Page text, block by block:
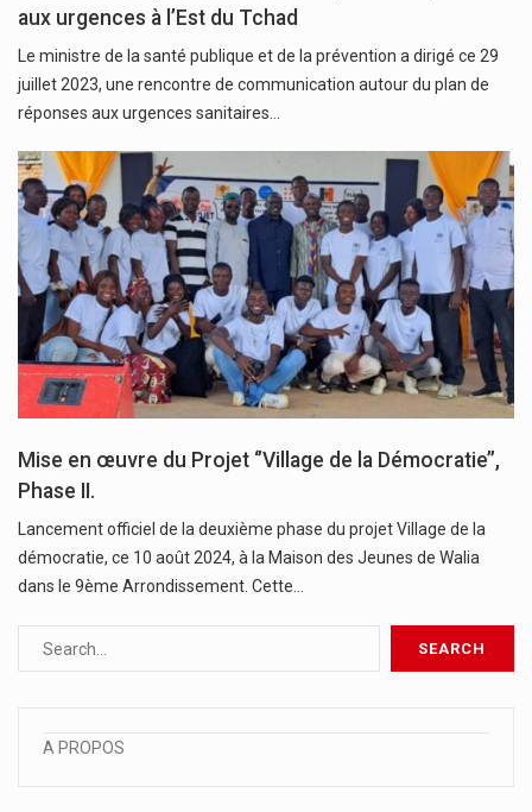
aux urgences à l’Est du Tchad
Le ministre de la santé publique et de la prévention a dirigé ce 29
juillet 2023, une rencontre de communication autour du plan de
réponses aux urgences sanitaires…
Mise en œuvre du Projet ‘’Village de la Démocratie’’,
Phase II.
Lancement officiel de la deuxième phase du projet Village de la
démocratie, ce 10 août 2024, à la Maison des Jeunes de Walia
dans le 9ème Arrondissement. Cette…
A PROPOS